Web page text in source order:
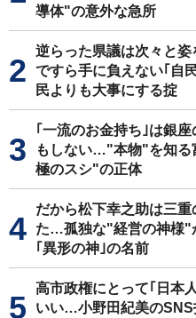
導体"の意外な急所
逆らった県議は次々と
ですら手に負えない｢自
民よりも大事にする掟
｢一流のお金持ち｣は銀
もしない…"本物"を知る
極のスシ"の正体
だから松下幸之助は三
た…孤独な"経営の神様"
｢異形の神｣の名前
高市政権にとって｢日本
いい…小野田紀美のSNS